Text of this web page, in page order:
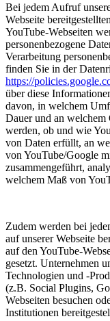
Bei jedem Aufruf
Webseite
YouTube-Webseiten
personenbezogene
Verarbeitung
finden Sie in der
https://
über diese
davon, in welchem
Dauer und an
werden, ob und wie
von Daten erfüllt, an
von YouTube/Google
zusammengeführt,
welchem Maß von
Zudem werden bei
auf unserer Webseite
auf den YouTube-
gesetzt. Unternehmen
Technologien und -
(z.B. Social Plugins,
Webseiten besuchen
Institutionen